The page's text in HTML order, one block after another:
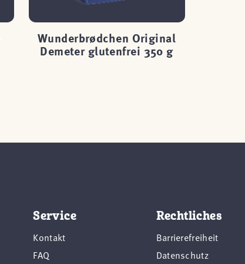
Wunderbrødchen Original
Demeter glutenfrei 350 g
Service
Kontakt
FAQ
Rechtliches
Barrierefreiheit
Datenschutz